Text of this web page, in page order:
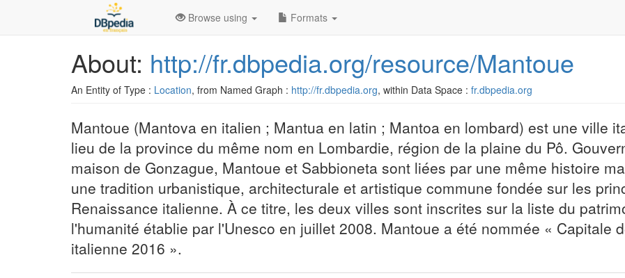
Browse using Formats
About: http://fr.dbpedia.org/resource/Mantoue
An Entity of Type : Location, from Named Graph : http://fr.dbpedia.org, within Data Space : fr.dbpedia.org
Mantoue (Mantova en italien ; Mantua en latin ; Mantoa en lombard) est une ville
lieu de la province du même nom en Lombardie, région de la plaine du Pô.
maison de Gonzague, Mantoue et Sabbioneta sont liées par une même histoire
une tradition urbanistique, architecturale et artistique commune fondée sur les
Renaissance italienne. À ce titre, les deux villes sont inscrites sur la liste du
l'humanité établie par l'Unesco en juillet 2008. Mantoue a été nommée « Capitale
italienne 2016 ».